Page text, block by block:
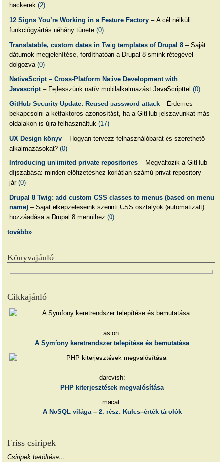
hackerek (2)
12 Signs You’re Working in a Feature Factory– A cél nélküli
funkciógyártás néhány tünete (0)
Translatable, custom dates in Twig templates of Drupal 8– Saját
dátumok megjelenítése, fordíthatóan a Drupal 8 smink rétegével
dolgozva (0)
NativeScript – Cross-Platform Native Development with
Javascript– Fejlesszünk natív mobilalkalmazást JavaScripttel (0)
GitHub Security Update: Reused password attack– Érdemes
bekapcsolni a kétfaktoros azonosítást, ha a GitHub jelszavunkat más
oldalakon is újra felhasználtuk (17)
UX Design könyv– Hogyan tervezz felhasználóbarát és szerethető
alkalmazásokat? (0)
Introducing unlimited private repositories– Megváltozik a GitHub
díjszabása: minden előfizetéshez korlátlan számú privát repository
jár (0)
Drupal 8 Twig: add custom CSS classes to menus (based on menu
name)– Saját elképzeléseink szerinti CSS osztályok (automatizált)
hozzáadása a Drupal 8 menüihez (0)
tovább»
Könyvajánló
Cikkajánló
aston:
A Symfony keretrendszer telepítése és bemutatása
darevish:
PHP kiterjesztések megvalósítása
macat:
A NoSQL világa – 2. rész: Kulcs–érték tárolók
Friss csiripek
Csiripek betöltése…